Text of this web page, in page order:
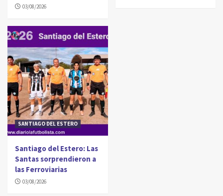
03/08/2026
SANTIAGO DEL ESTERO
Santiago del Estero: Las
Santas sorprendieron a
las Ferroviarias
03/08/2026